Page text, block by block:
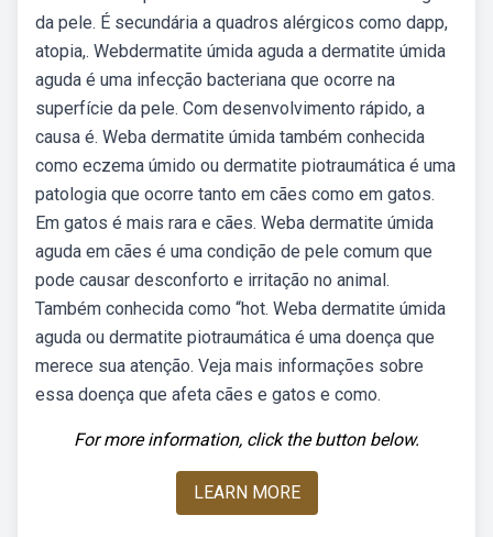
da pele. É secundária a quadros alérgicos como dapp,
atopia,. Webdermatite úmida aguda a dermatite úmida
aguda é uma infecção bacteriana que ocorre na
superfície da pele. Com desenvolvimento rápido, a
causa é. Weba dermatite úmida também conhecida
como eczema úmido ou dermatite piotraumática é uma
patologia que ocorre tanto em cães como em gatos.
Em gatos é mais rara e cães. Weba dermatite úmida
aguda em cães é uma condição de pele comum que
pode causar desconforto e irritação no animal.
Também conhecida como “hot. Weba dermatite úmida
aguda ou dermatite piotraumática é uma doença que
merece sua atenção. Veja mais informações sobre
essa doença que afeta cães e gatos e como.
For more information, click the button below.
LEARN MORE